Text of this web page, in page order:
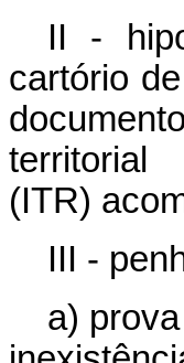
II -
cartório
(ITR)
III -
a)